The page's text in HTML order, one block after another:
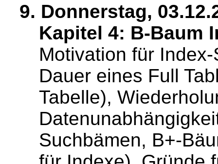
9. Donnerstag,
Kapitel 4: B-Baum
Motivation für
Dauer eines Full
Tabelle),
Suchbämen, B+-